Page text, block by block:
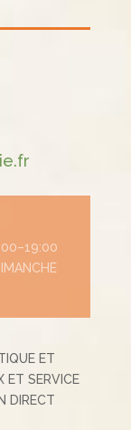
ET
ET SERVICE
DIRECT